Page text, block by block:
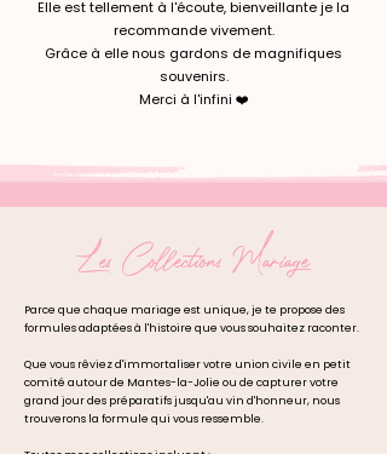
Elle est tellement à l'écoute, bienveillante je la
recommande vivement.
Grâce à elle nous gardons de magnifiques
souvenirs.
Merci à l'infini ❤️
Les Collections Mariage
Parce que chaque mariage est unique, je te propose des
formules adaptées à l'histoire que vous souhaitez raconter.
Que vous rêviez d'immortaliser votre union civile en petit
comité autour de Mantes-la-Jolie ou de capturer votre
grand jour des préparatifs jusqu'au vin d'honneur, nous
trouverons la formule qui vous ressemble.